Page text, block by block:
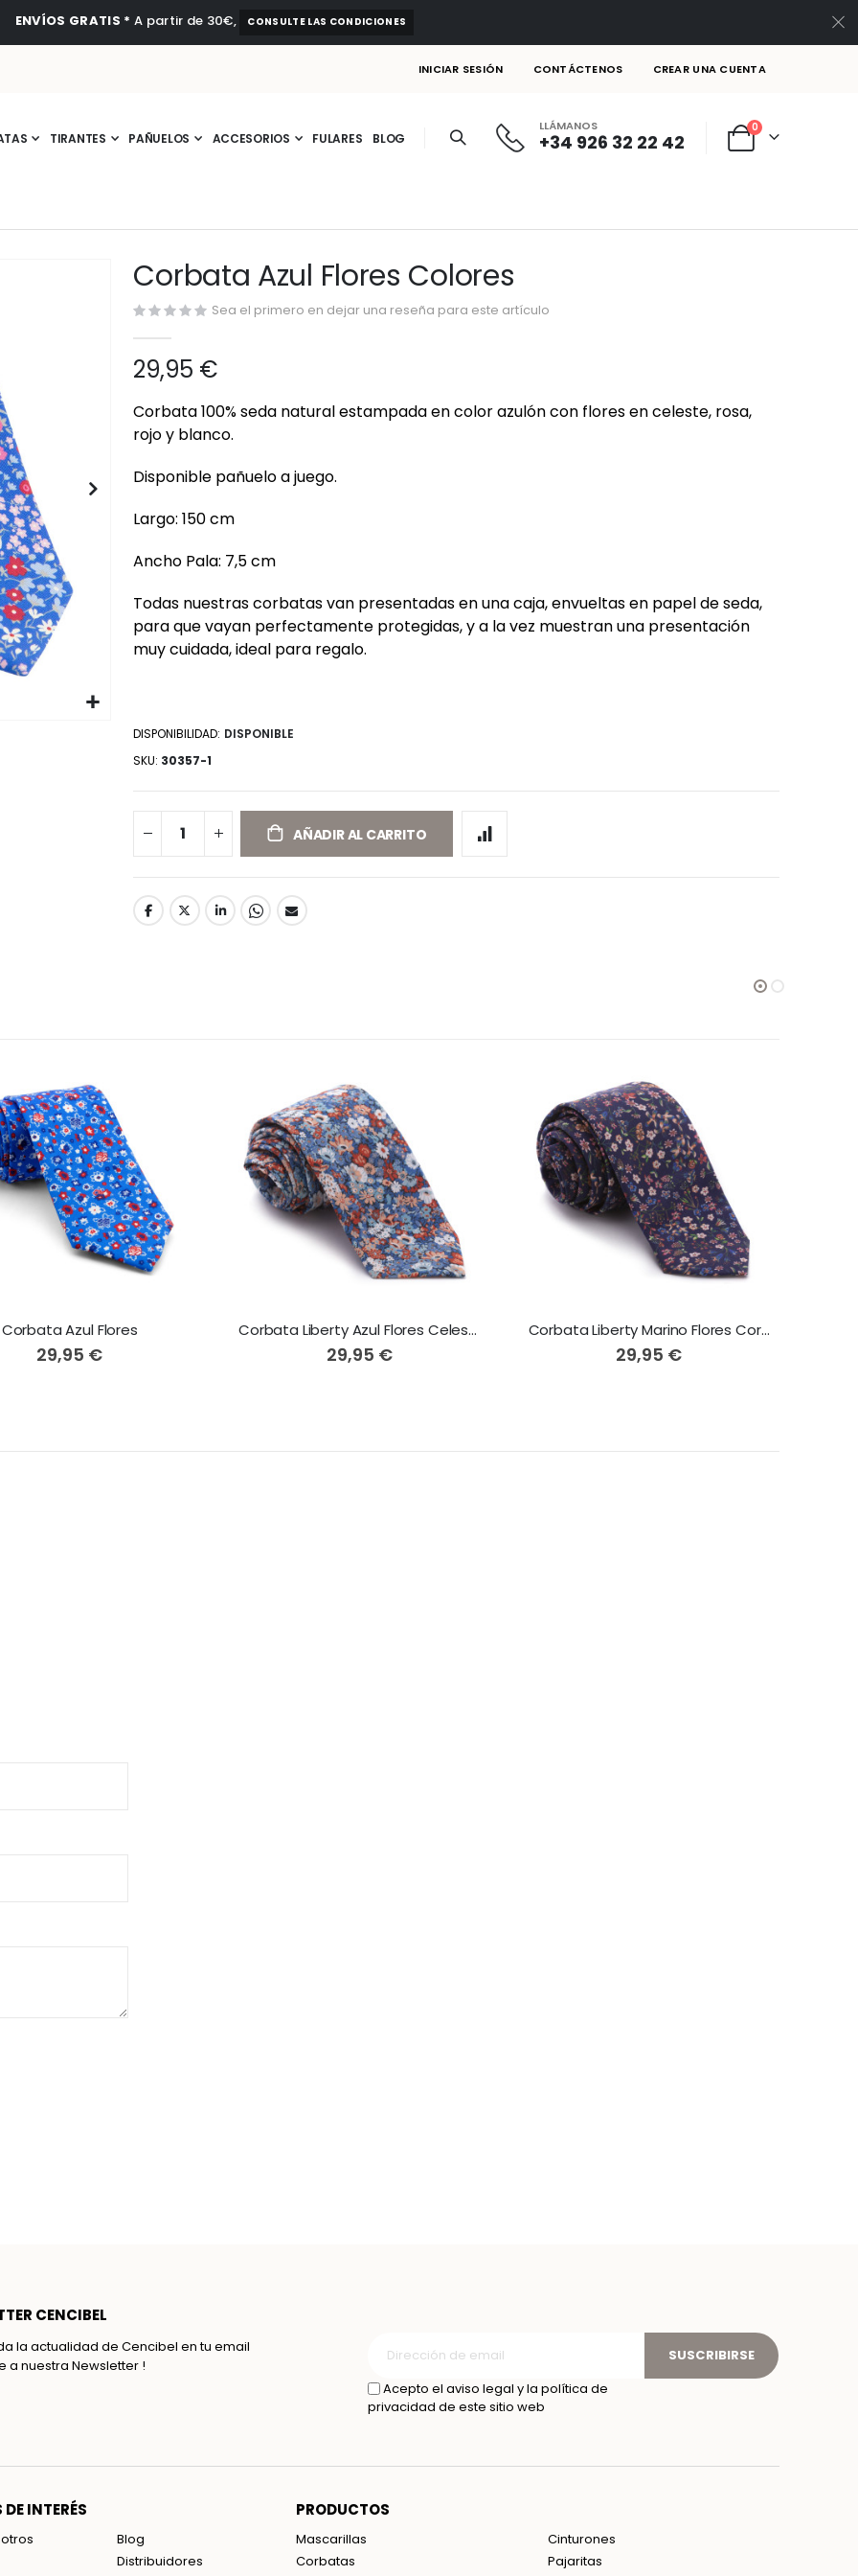
ENVÍOS GRATIS * A partir de 30€, CONSULTE LAS CONDICIONES
INICIAR SESIÓN CONTÁCTENOS CREAR UNA CUENTA
TIRANTES PAÑUELOS ACCESORIOS FULARES BLOG
LLÁMANOS
+34 926 32 22 42 Cart
0artículos
Corbata Azul Flores Colores
Sea el primero en dejar una reseña para este artículo
29,95 €
Corbata 100% seda natural estampada en color azulón con flores en celeste, rosa,
rojo y blanco.
Disponible pañuelo a juego.
Largo: 150 cm
Ancho Pala: 7,5 cm
Todas nuestras corbatas van presentadas en una caja, envueltas en papel de seda,
para que vayan perfectamente protegidas, y a la vez muestran una presentación
muy cuidada, ideal para regalo.
DISPONIBILIDAD: DISPONIBLE
SKU 30357-1
AÑADIR AL CARRITO
Corbata Azul Flores
29,95 €
Corbata Liberty Azul Flores Celestes y Corales
29,95 €
Corbata Liberty Marino Flores Corales y Rosas
29,95 €
CENCIBEL
la actualidad de Cencibel en tu email
a nuestra Newsletter !
Acepto el aviso legal y la política de
privacidad de este sitio web
SUSCRIBIRSE
DE INTERÉS
Blog
Distribuidores
PRODUCTOS
Mascarillas
Corbatas
Cinturones
Pajaritas